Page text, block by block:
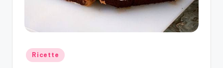
Posted
in
Ricette